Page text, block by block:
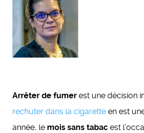
Arrêter de fumer est une décision
rechuter dans la cigarette en est
année, le mois sans tabac est